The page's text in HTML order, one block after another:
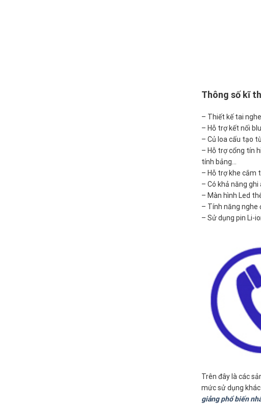
Thông số kĩ
– Thiết kế tai
– Hỗ trợ kết nối
– Củ loa cấu tạo
– Hỗ trợ cổng tín
tính bảng…
– Hỗ trợ khe cắm
– Có khả năng ghi
– Màn hình Led
– Tính năng nghe
– Sử dụng pin Li-
Trên đây là các
mức sử dụng
giảng phổ biến